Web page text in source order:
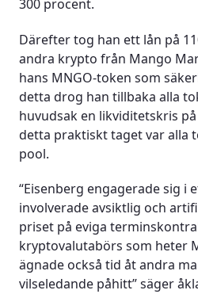
300 procent.
Därefter tog han ett lån på
andra krypto från Mango
hans MNGO-token som
detta drog han tillbaka alla
huvudsak en likviditetskris
detta praktiskt taget var alla
pool.
“Eisenberg engagerade sig i
involverade avsiktlig och
priset på eviga
kryptovalutabörs som heter
ägnade också tid åt andra
vilseledande påhitt” säger